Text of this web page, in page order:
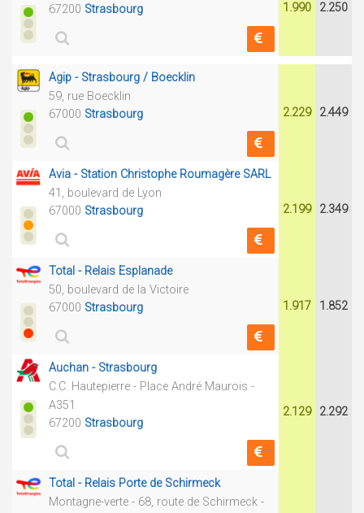
67200 Strasbourg 1.990 2.250
Agip - Strasbourg / Boecklin
59, rue Boecklin
67000 Strasbourg 2.229 2.449
Avia - Station Christophe Roumagère SARL
41, boulevard de Lyon
67000 Strasbourg 2.199 2.349
Total - Relais Esplanade
50, boulevard de la Victoire
67000 Strasbourg 1.917 1.852
Auchan - Strasbourg
C.C. Hautepierre - Place André Maurois -
A351
67200 Strasbourg
2.129 2.292
Total - Relais Porte de Schirmeck
Montagne-verte - 68, route de Schirmeck -